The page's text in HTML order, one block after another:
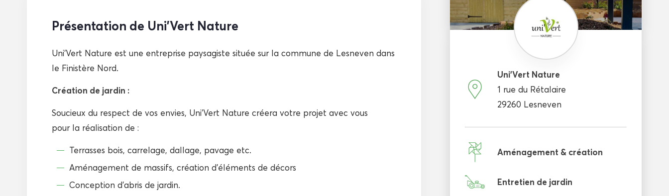
Présentation de Uni’Vert Nature
Uni’Vert Nature est une entreprise paysagiste située sur la commune de Lesneven dans
le Finistère Nord.
Création de jardin :
Soucieux du respect de vos envies, Uni’Vert Nature créera votre projet avec vous
pour la réalisation de :
Terrasses bois, carrelage, dallage, pavage etc.
Aménagement de massifs, création d’éléments de décors
Conception d’abris de jardin.
Uni’Vert Nature
1 rue du Rétalaire
29260 Lesneven
Aménagement & création
Entretien de jardin